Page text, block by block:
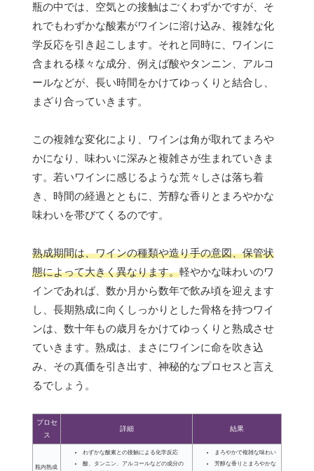
瓶の中では、空気との接触はごくわずかですが、そ
れでもわずかな酸素がワインに溶け込み、複雑な化
学反応を引き起こします。それと同時に、ワインに
含まれる様々な成分、例えば酸やタンニン、アルコ
ールなどが、長い時間をかけてゆっくりと結合し、
まざり合っていきます。
この複雑な変化により、ワインは角が取れてまろや
かになり、味わいに深みと複雑さが生まれていきま
す。若いワインに感じるような荒々しさは落ち着
き、時間の経過とともに、芳醇な香りとまろやかな
味わいを帯びてくるのです。
熟成期間は、ワインの種類や造り手の意図、保管状
態によって大きく異なります。軽やかな味わいのワ
インであれば、数か月から数年で飲み頃を迎えます
し、長期熟成に向くしっかりとした骨格を持つワイ
ンは、数十年もの歳月をかけてゆっくりと熟成させ
ていきます。熟成は、まさにワインに命を吹き込
み、その真価を引き出す、神秘的なプロセスと言え
るでしょう。
プロセ
ス
詳細 結果
瓶内熟成
わずかな酸素との接触による化学反応
酸、タンニン、アルコールなどの成分の
まろやかで複雑な味わい
芳醇な香りとまろやかな